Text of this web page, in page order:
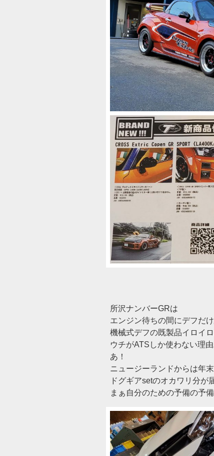
所沢ナンバーGRは
エンジン待ちの間にデフだけ
機械式デフの既製品イロイロ
ウチがATSしか使わない理
あ！
ニュージーランドからは年
ドグギアsetのオカワリ分が
まぁ自分のための予備の予